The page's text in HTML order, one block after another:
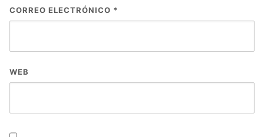
CORREO ELECTRÓNICO *
WEB